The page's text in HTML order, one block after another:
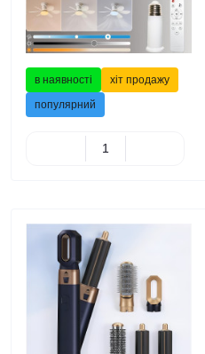
в наявності
хіт продажу
популярний